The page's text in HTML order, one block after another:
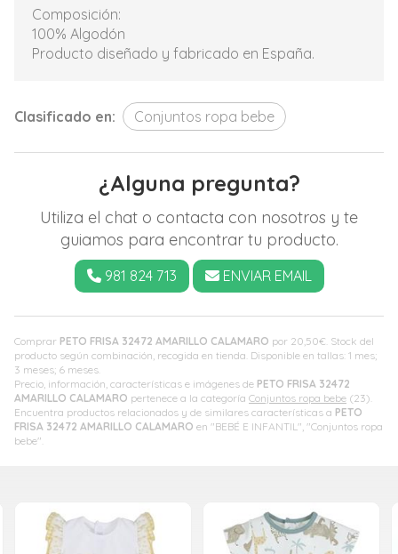
Comprar PETO FRISA 32472 AMARILLO CALAMARO por 20,50€ . Stock del
producto según combinación, recogida en tienda. Disponible en tallas: 1 mes;
3 meses; 6 meses.
Precio, información, características e imágenes de PETO FRISA 32472
AMARILLO CALAMARO pertenece a la categoría Conjuntos ropa bebe (23).
Encuentra productos relacionados y de similares características a PETO
FRISA 32472 AMARILLO CALAMARO en "BEBÉ E INFANTIL", "Conjuntos ropa
bebe".
Composición:
100% Algodón
Producto diseñado y fabricado en España.
Clasificado en: Conjuntos ropa bebe
¿Alguna pregunta?
Utiliza el chat o contacta con nosotros y te
guiamos para encontrar tu producto.
981 824 713 ENVIAR EMAIL